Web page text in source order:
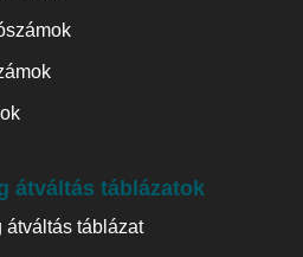
átváltás táblázatok
átváltás táblázat